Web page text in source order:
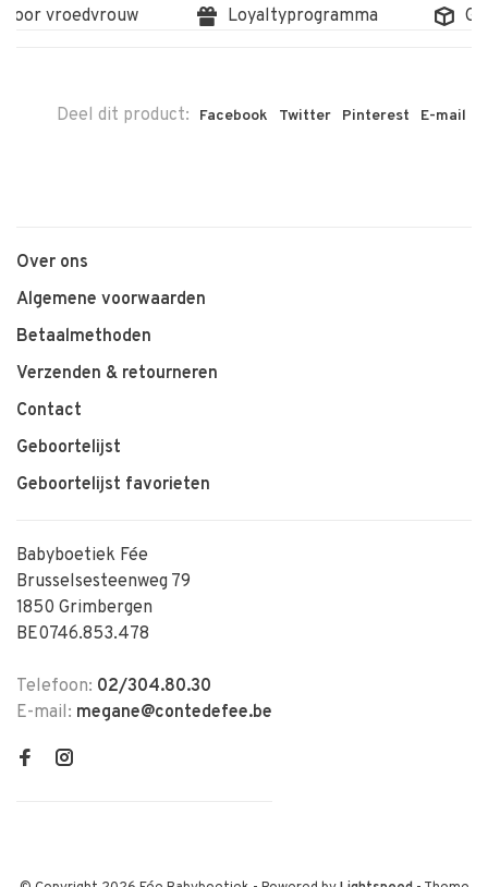
vroedvrouw Loyaltyprogramma
Deel dit product: Facebook Twitter Pinterest E-mail
Over ons
Algemene voorwaarden
Betaalmethoden
Verzenden & retourneren
Contact
Geboortelijst
Geboortelijst favorieten
Babyboetiek Fée
Brusselsesteenweg 79
1850 Grimbergen
BE0746.853.478
Telefoon: 02/304.80.30
E-mail: megane@contedefee.be